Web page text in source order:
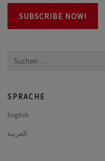
Suchen
SPRACHE
English
العربية